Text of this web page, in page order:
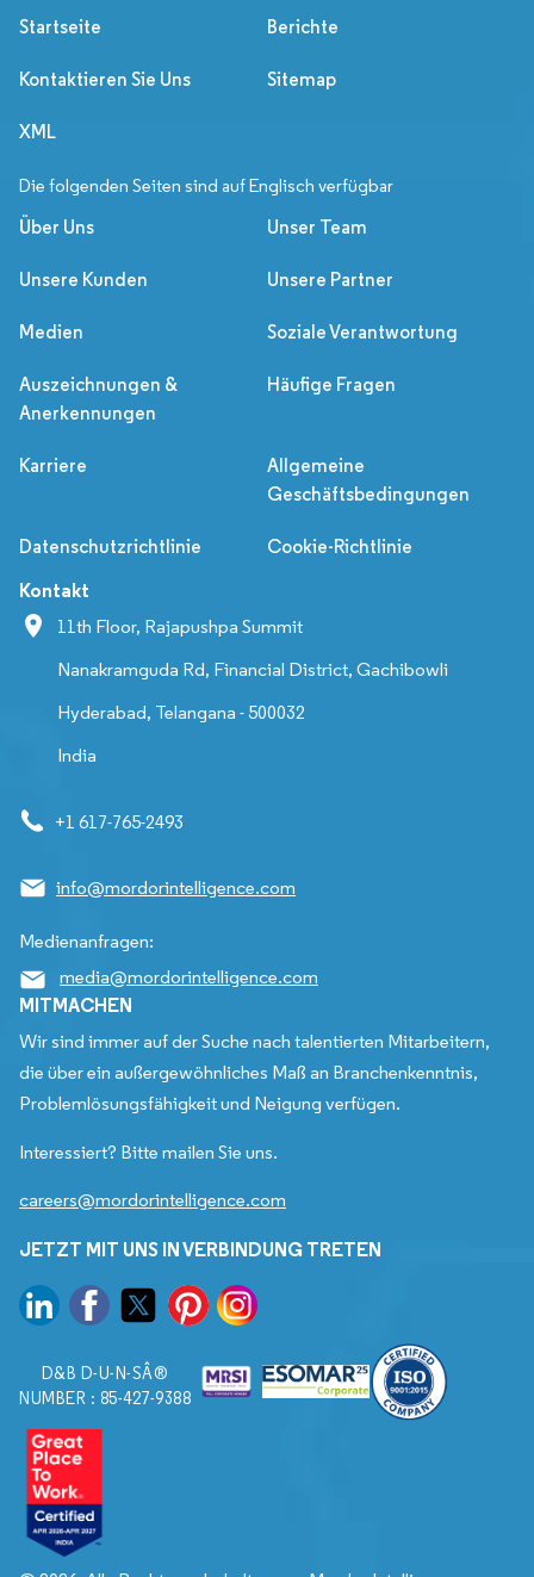
Startseite Berichte
Kontaktieren Sie Uns Sitemap
XML
Die folgenden Seiten sind auf Englisch verfügbar
Über Uns Unser Team
Unsere Kunden Unsere Partner
Medien Soziale Verantwortung
Auszeichnungen &
Anerkennungen
Häufige Fragen
Karriere
Allgemeine
Geschäftsbedingungen
Datenschutzrichtlinie Cookie-Richtlinie
Kontakt
11th Floor, Rajapushpa Summit
Nanakramguda Rd, Financial District, Gachibowli
Hyderabad, Telangana - 500032
India
+1 617-765-2493
info@mordorintelligence.com
Medienanfragen:
media@mordorintelligence.com
MITMACHEN
Wir sind immer auf der Suche nach talentierten Mitarbeitern,
die über ein außergewöhnliches Maß an Branchenkenntnis,
Problemlösungsfähigkeit und Neigung verfügen.
Interessiert? Bitte mailen Sie uns.
careers@mordorintelligence.com
JETZT MIT UNS IN VERBINDUNG TRETEN
D&B D-U-N-SÂ®
NUMBER : 85-427-9388